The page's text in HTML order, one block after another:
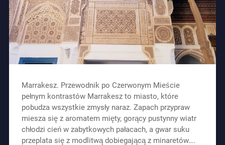
Marrakesz. Przewodnik po Czerwonym Mieście
pełnym kontrastów Marrakesz to miasto, które
pobudza wszystkie zmysły naraz. Zapach przypraw
miesza się z aromatem mięty, gorący pustynny wiatr
chłodzi cień w zabytkowych pałacach, a gwar suku
przeplata się z modlitwą dobiegającą z minaretów….